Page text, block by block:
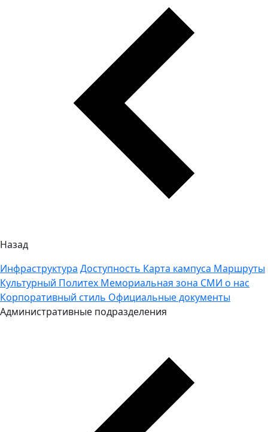
Назад
Инфраструктура Доступность Карта кампуса Маршруты
Культурный Политех Мемориальная зона СМИ о нас
Корпоративный стиль Официальные документы
Административные подразделения